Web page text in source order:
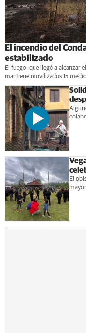
El incendio del
estabilizado
El fuego, que llegó a alcanzar
mantiene movilizados 15
El